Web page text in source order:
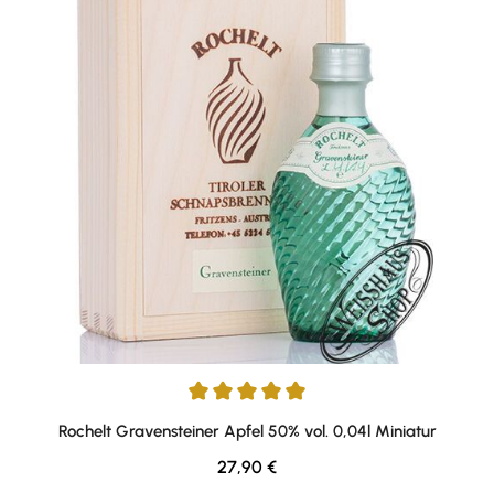
Durchschnittliche Bewertung von 5 von 5 Sternen
Rochelt Gravensteiner Apfel 50% vol. 0,04l Miniatur
Regulärer Preis:
27,90 €